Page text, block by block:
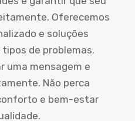
Oferecemos
e soluções
de problemas.
uma mensagem e
Não perca
e bem-estar